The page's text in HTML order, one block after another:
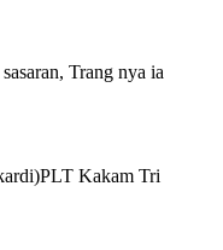
Trang nya ia
Kakam Tri